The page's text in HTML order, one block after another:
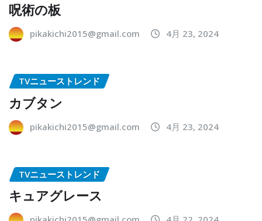
呪術の板
pikakichi2015@gmail.com 4月 23, 2024
TVニューストレンド
カブタン
pikakichi2015@gmail.com 4月 23, 2024
TVニューストレンド
キュアグレース